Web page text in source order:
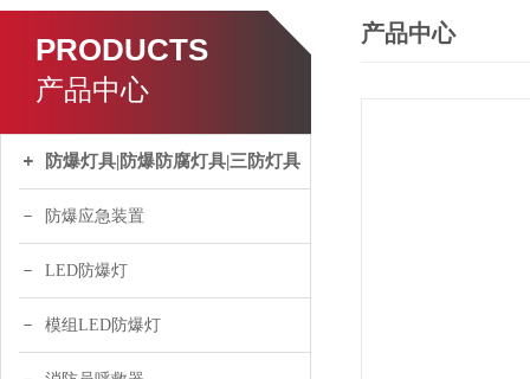
PRODUCTS
产品中心
防爆灯具|防爆防腐灯具|三防灯具
防爆应急装置
LED防爆灯
模组LED防爆灯
产品中心